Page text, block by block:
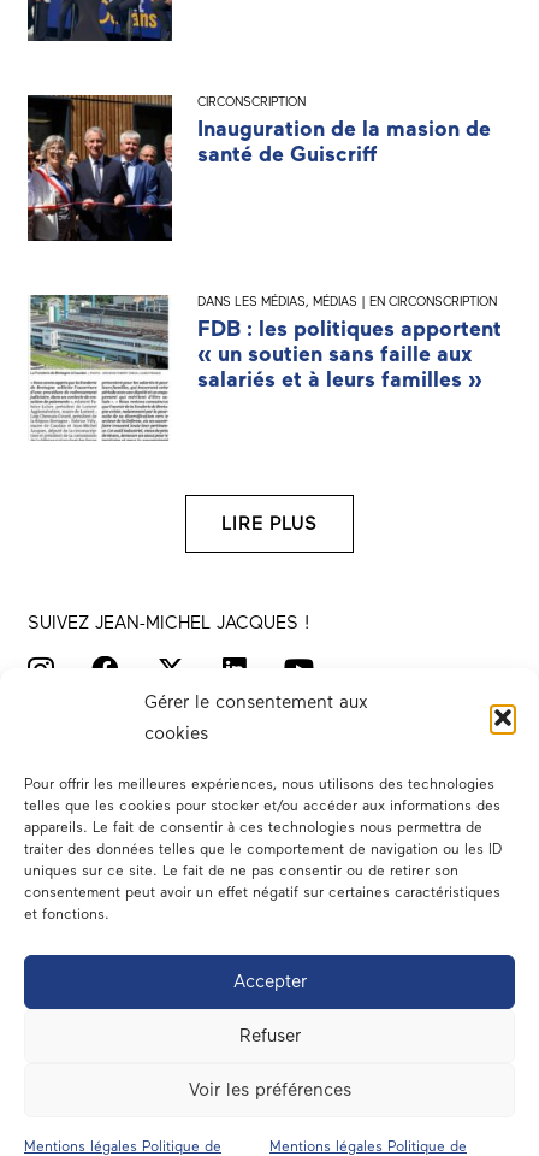
Gérer le consentement aux
cookies
Pour offrir les meilleures expériences, nous utilisons des technologies
telles que les cookies pour stocker et/ou accéder aux informations des
appareils. Le fait de consentir à ces technologies nous permettra de
traiter des données telles que le comportement de navigation ou les ID
uniques sur ce site. Le fait de ne pas consentir ou de retirer son
consentement peut avoir un effet négatif sur certaines caractéristiques
et fonctions.
Accepter
Refuser
Voir les préférences
Mentions légales Politique de Mentions légales Politique de
CIRCONSCRIPTION
Inauguration de la masion de
santé de Guiscriff
DANS LES MÉDIAS, MÉDIAS | EN CIRCONSCRIPTION
FDB : les politiques apportent
« un soutien sans faille aux
salariés et à leurs familles »
LIRE PLUS
SUIVEZ JEAN-MICHEL JACQUES !
Votre député
Dans les médias
En circonscription
A l’assemblée
Contact